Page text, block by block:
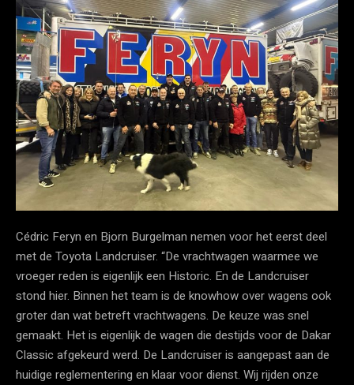
Cédric Feryn en Bjorn Burgelman nemen voor het eerst deel
met de Toyota Landcruiser. “De vrachtwagen waarmee we
vroeger reden is eigenlijk een Historic. En de Landcruiser
stond hier. Binnen het team is de knowhow over wagens ook
groter dan wat betreft vrachtwagens. De keuze was snel
gemaakt. Het is eigenlijk de wagen die destijds voor de Dakar
Classic afgekeurd werd. De Landcruiser is aangepast aan de
huidige reglementering en klaar voor dienst. Wij rijden onze